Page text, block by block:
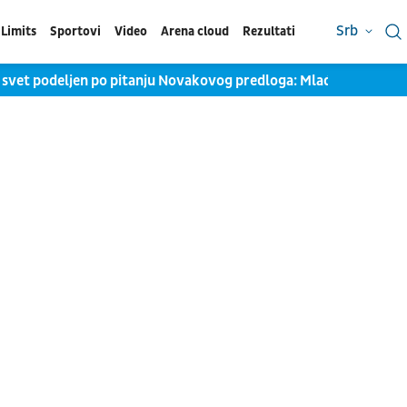
Limits Sportovi Video Arena cloud Rezultati Srb
podeljen po pitanju Novakovog predloga: Mlađima se